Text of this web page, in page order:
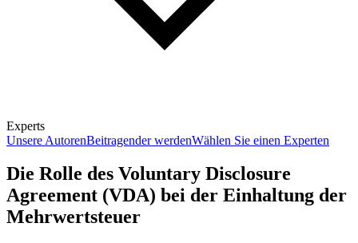
Experts
Unsere AutorenBeitragender werdenWählen Sie einen Experten
Die Rolle des Voluntary Disclosure
Agreement (VDA) bei der Einhaltung der
Mehrwertsteuer